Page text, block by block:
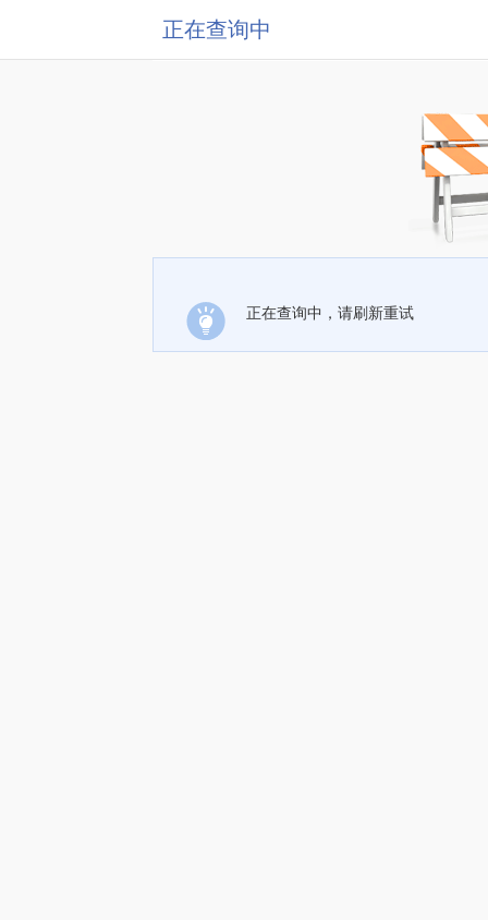
正在查询中
正在查询中，请刷新重试